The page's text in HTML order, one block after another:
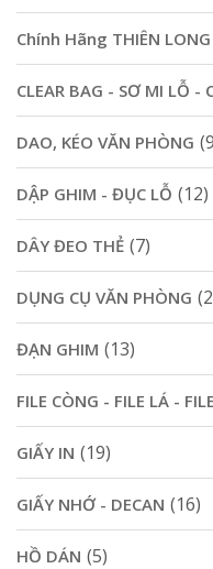
Chính Hãng THIÊN LONG
CLEAR BAG - SƠ MI LỖ -
DAO, KÉO VĂN PHÒNG
DẬP GHIM - ĐỤC LỖ (12)
DÂY ĐEO THẺ (7)
DỤNG CỤ VĂN PHÒNG
ĐẠN GHIM (13)
FILE CÒNG - FILE LÁ -
GIẤY IN (19)
GIẤY NHỚ - DECAN (16)
HỒ DÁN (5)